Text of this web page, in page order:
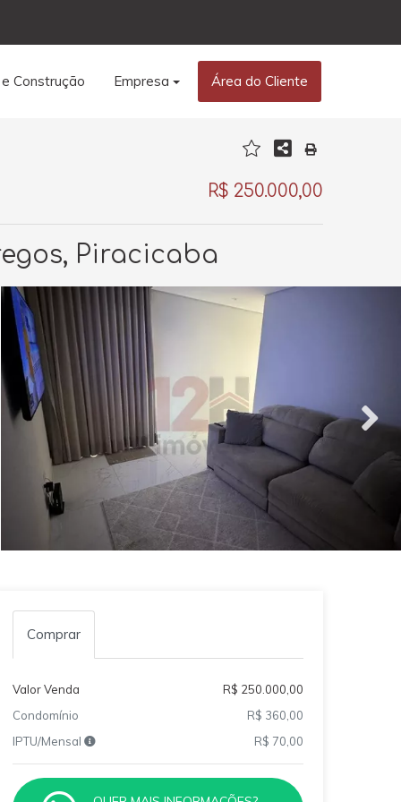
Construção Empresa Área do Cliente
R$ 250.000,00
Piracicaba
Comprar
Valor Venda
R$ 250.000,00
Condomínio
R$ 360,00
IPTU/Mensal
R$ 70,00